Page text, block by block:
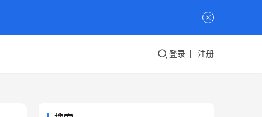
登录 注册